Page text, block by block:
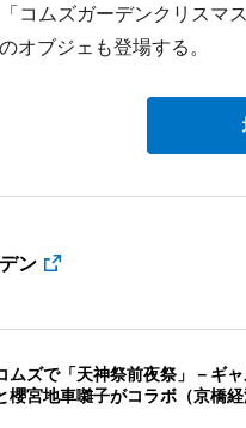
コムズガーデンクリスマ
オブジェも登場する。
ン
ムズで「天神祭前夜祭」－ギ
櫻宮地車囃子がコラボ（京橋